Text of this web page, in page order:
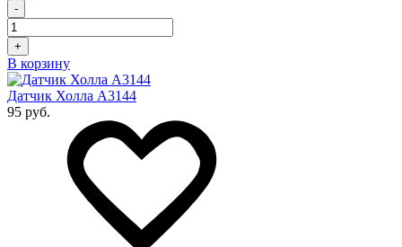
-
+
В корзину
Датчик Холла A3144
95 руб.